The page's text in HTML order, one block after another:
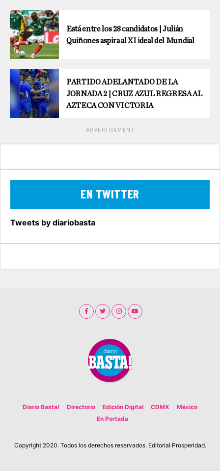
Está entre los 28 candidatos | Julián
Quiñones aspira al XI ideal del Mundial
PARTIDO ADELANTADO DE LA
JORNADA 2 | CRUZ AZUL REGRESA AL
AZTECA CON VICTORIA
ADVERTISEMENT
EN TWITTER
Tweets by diariobasta
Diario Basta! Directorio Edición Digital CDMX
México
En Portada
Copyright 2020. Todos los derechos reservados. Editorial Prosperidad.